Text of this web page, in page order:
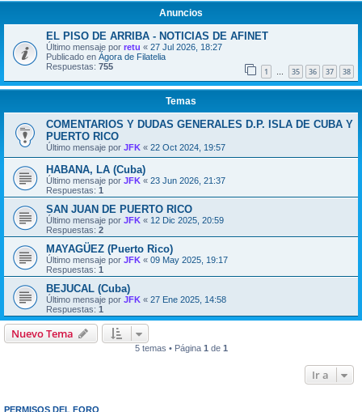
Anuncios
EL PISO DE ARRIBA - NOTICIAS DE AFINET
Último mensaje por retu « 27 Jul 2026, 18:27
Publicado en Ágora de Filatelia
Respuestas: 755 1 … 35 36 37 38
Temas
COMENTARIOS Y DUDAS GENERALES D.P. ISLA DE CUBA Y
PUERTO RICO
Último mensaje por JFK « 22 Oct 2024, 19:57
HABANA, LA (Cuba)
Último mensaje por JFK « 23 Jun 2026, 21:37
Respuestas: 1
SAN JUAN DE PUERTO RICO
Último mensaje por JFK « 12 Dic 2025, 20:59
Respuestas: 2
MAYAGÜEZ (Puerto Rico)
Último mensaje por JFK « 09 May 2025, 19:17
Respuestas: 1
BEJUCAL (Cuba)
Último mensaje por JFK « 27 Ene 2025, 14:58
Respuestas: 1
Nuevo Tema
5 temas • Página 1 de 1
Ir a
PERMISOS DEL FORO